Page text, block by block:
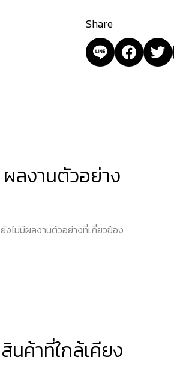
Share
ผลงานตัวอย่าง
ยังไม่มีผลงานตัวอย่างที่เกี่ยวข้อง
สินค้าที่ใกล้เคียง